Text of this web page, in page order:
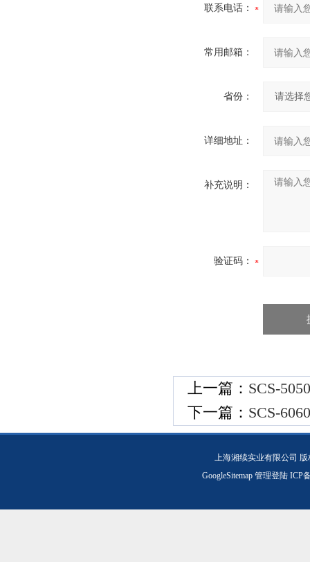
联系电话：
常用邮箱：
省份：
详细地址：
补充说明：
验证码：
上一篇： SCS-
下一篇： SCS-
上海湘续实业有限公司
GoogleSitemap 管理登陆ICP